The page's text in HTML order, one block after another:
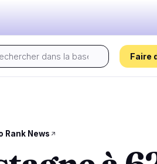
Faire
Prix Gouvernement
Rank News